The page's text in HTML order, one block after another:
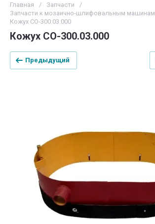
Главная / Запчасти
/
Запчасти к мозаично-шлифовальным машинам
Кожух CO-300.03.000
Кожух CO-300.03.000
Предыдущий